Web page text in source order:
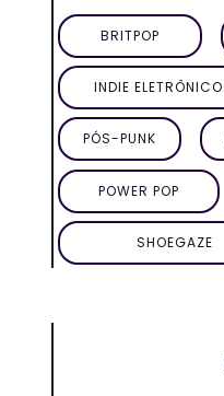
BRITPOP
INDIE ELETRÔNICO
PÓS-PUNK
POWER POP
SHOEGAZE